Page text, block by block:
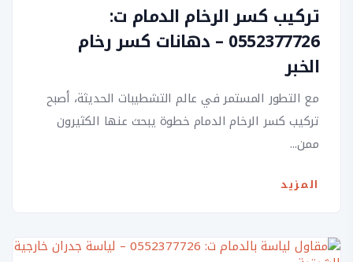
تركيب كسر الرخام الدمام ت:
0552377726 – دهانات كسر رخام
الخبر
مع التطور المستمر في عالم التشطيبات الحديثة، أصبح
تركيب كسر الرخام الدمام خطوة يبحث عنها الكثيرون
ممن...
المزيد